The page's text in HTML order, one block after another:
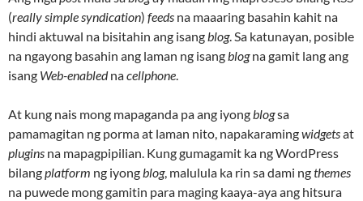
(really simple syndication) feeds na maaaring basahin kahit na
hindi aktuwal na bisitahin ang isangblog. Sa katunayan, posible
na ngayong basahin ang laman ng isangblogna gamit lang ang
isang Web-enablednacellphone.
At kung nais mong mapaganda pa ang iyongblogsa
pamamagitan ng porma at laman nito, napakaramingwidgetsat
plugins na mapagpipilian. Kung gumagamit ka ng WordPress
bilangplatform ng iyongblog, malulula ka rin sa dami ngthemes
na puwede mong gamitin para maging kaaya-aya ang hitsura